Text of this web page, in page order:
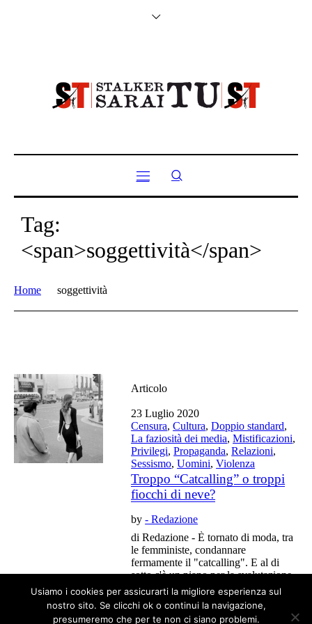
Tag:
<span>soggettività</span>
Home soggettività
Articolo
23 Luglio 2020
Censura,Cultura,Doppio standard,
La faziosità dei media,Mistificazioni,
Privilegi,Propaganda,Relazioni,
Sessismo,Uomini,Violenza
Troppo “Catcalling” o troppi
fiocchi di neve?
by- Redazione
di Redazione - È tornato di moda, tra
le femministe, condannare
fermamente il "catcalling". E al di
sotto c'è un piano per la svalutazione
dell'identità sessuale maschile.
Usiamo i cookies per assicurarti la migliore esperienza sul
nostro sito. Se clicchi ok o continui la navigazione,
presumeremo che per te non ci siano problemi.